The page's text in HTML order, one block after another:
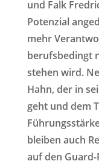
und Falk
Potenzial
mehr
berufsbedingt
stehen wird.
Hahn, der in
geht und dem
bleiben auch
auf den